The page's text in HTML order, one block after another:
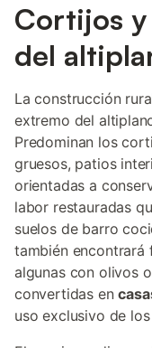
Cortijos y
del
La construcción
extremo del
Predominan los
gruesos, patios
orientadas a
labor restauradas
suelos de barro
también encontrará
algunas con olivos
convertidas en
uso exclusivo de